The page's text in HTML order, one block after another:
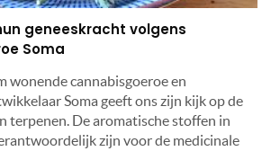
geneeskracht volgens
Soma
wonende cannabisgoeroe en
Soma geeft ons zijn kijk op de
terpenen. De aromatische stoffen in
zijn voor de medicinale